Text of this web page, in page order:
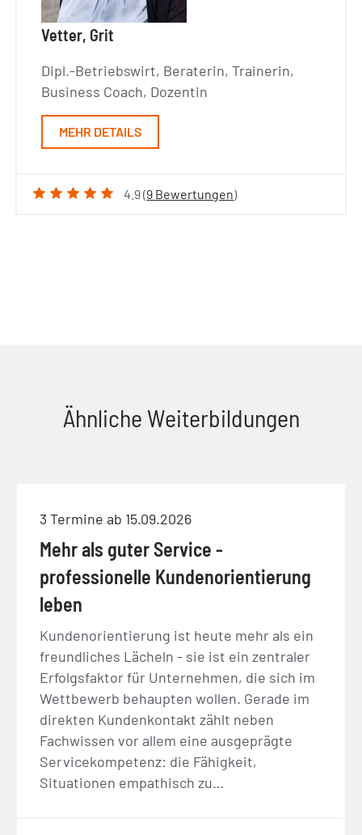
Vetter, Grit
Dipl.-Betriebswirt, Beraterin, Trainerin,
Business Coach, Dozentin
MEHR DETAILS
4.9 (9 Bewertungen)
Ähnliche Weiterbildungen
3 Termine ab 15.09.2026
Mehr als guter Service -
professionelle Kundenorientierung
leben
Kundenorientierung ist heute mehr als ein
freundliches Lächeln - sie ist ein zentraler
Erfolgsfaktor für Unternehmen, die sich im
Wettbewerb behaupten wollen. Gerade im
direkten Kundenkontakt zählt neben
Fachwissen vor allem eine ausgeprägte
Servicekompetenz: die Fähigkeit,
Situationen empathisch zu…